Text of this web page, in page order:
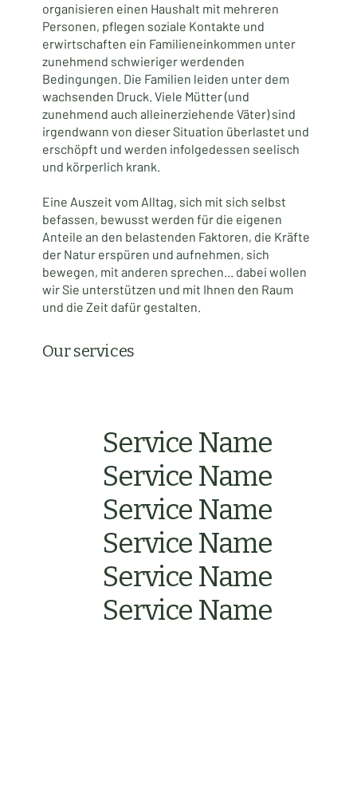
organisieren einen Haushalt mit mehreren
Personen, pflegen soziale Kontakte und
erwirtschaften ein Familieneinkommen unter
zunehmend schwieriger werdenden
Bedingungen. Die Familien leiden unter dem
wachsenden Druck. Viele Mütter (und
zunehmend auch alleinerziehende Väter) sind
irgendwann von dieser Situation überlastet und
erschöpft und werden infolgedessen seelisch
und körperlich krank.
Eine Auszeit vom Alltag, sich mit sich selbst
befassen, bewusst werden für die eigenen
Anteile an den belastenden Faktoren, die Kräfte
der Natur erspüren und aufnehmen, sich
bewegen, mit anderen sprechen... dabei wollen
wir Sie unterstützen und mit Ihnen den Raum
und die Zeit dafür gestalten.
Our services
Service Name
Service Name
Service Name
Service Name
Service Name
Service Name